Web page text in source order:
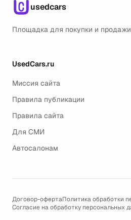
usedcars
Площадка для покупки и
UsedCars.ru
Миссия сайта
Правила публикации
Правила сайта
Для СМИ
Автосалонам
Договор-офертаПолитика обработки
Согласие на обработку персональных